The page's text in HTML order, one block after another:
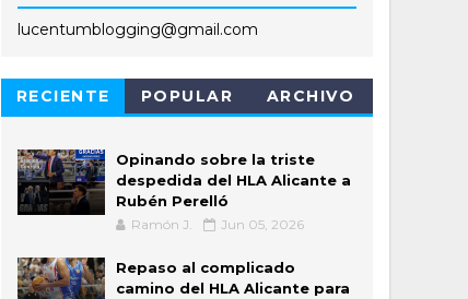
lucentumblogging@gmail.com
RECIENTE POPULAR ARCHIVO
Opinando sobre la triste
despedida del HLA Alicante a
Rubén Perelló
Ramón J. Jun 05, 2026
Repaso al complicado
camino del HLA Alicante para